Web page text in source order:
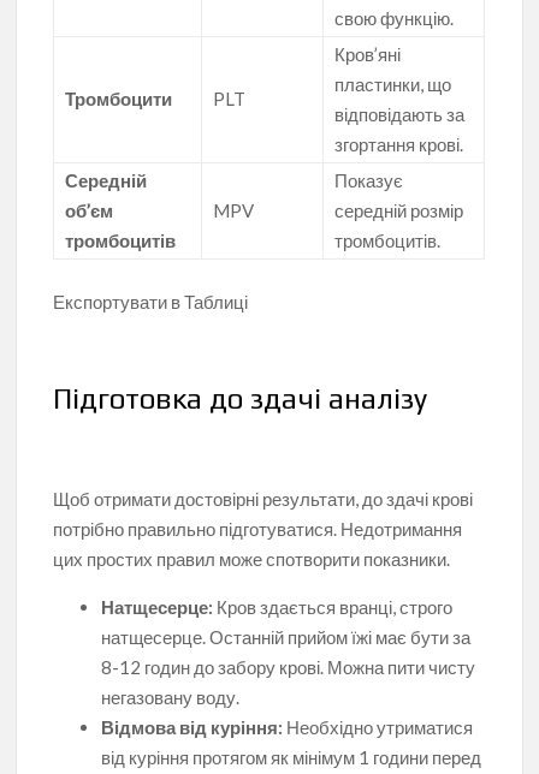
свою функцію.
Тромбоцити PLT
Кров’яні
пластинки, що
відповідають за
згортання крові.
Середній
об’єм
тромбоцитів
MPV
Показує
середній розмір
тромбоцитів.
Експортувати в Таблиці
Підготовка до здачі аналізу
Щоб отримати достовірні результати, до здачі крові
потрібно правильно підготуватися. Недотримання
цих простих правил може спотворити показники.
Натщесерце: Кров здається вранці, строго
натщесерце. Останній прийом їжі має бути за
8-12 годин до забору крові. Можна пити чисту
негазовану воду.
Відмова від куріння: Необхідно утриматися
від куріння протягом як мінімум 1 години перед